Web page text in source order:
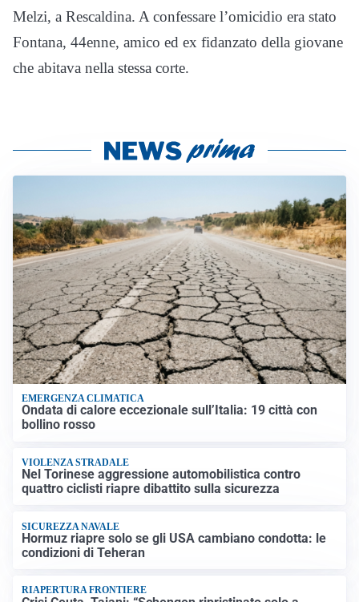
Melzi, a Rescaldina. A confessare l’omicidio era stato
Fontana, 44enne, amico ed ex fidanzato della giovane
che abitava nella stessa corte.
EMERGENZA CLIMATICA
Ondata di calore eccezionale sull’Italia: 19 città con
bollino rosso
VIOLENZA STRADALE
Nel Torinese aggressione automobilistica contro
quattro ciclisti riapre dibattito sulla sicurezza
SICUREZZA NAVALE
Hormuz riapre solo se gli USA cambiano condotta: le
condizioni di Teheran
RIAPERTURA FRONTIERE